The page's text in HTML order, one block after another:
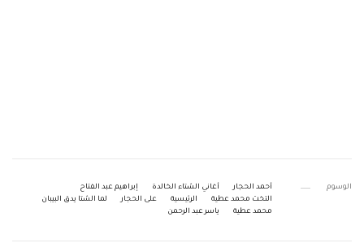
الوسوم أحمد الحجار أغاني الشتاء الخالدة
إبراهيم عبد الفتاح
التخت محمد عطية
الرئيسية على الحجار
لما الشتا يدق البيبان
محمد عطية
ياسر عبد الرحمن